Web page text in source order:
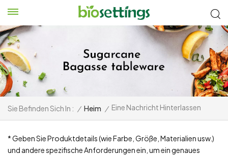
Sie Befinden Sich In : / Heim / Eine Nachricht Hinterlassen
* Geben Sie Produktdetails (wie Farbe, Größe, Materialien usw.)
und andere spezifische Anforderungen ein, um ein genaues